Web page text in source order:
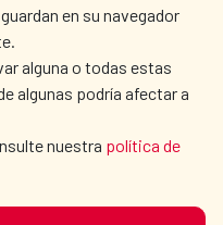
en su navegador
alguna o todas estas
algunas podría afectar a
nuestra política de